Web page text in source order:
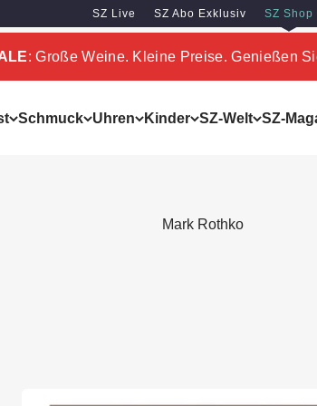
SZ Live SZ Abo Exklusiv SZ Shop
: Große Weine. Kleine Preise. Genießen
Schmuck Uhren Kinder SZ-Welt SZ-
Mark Rothko